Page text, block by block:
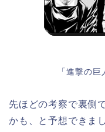
「進撃の
先ほどの考察で裏側
かも、と予想できま